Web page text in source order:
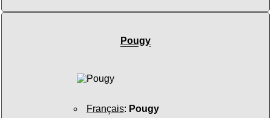
Pougy
Français: Pougy